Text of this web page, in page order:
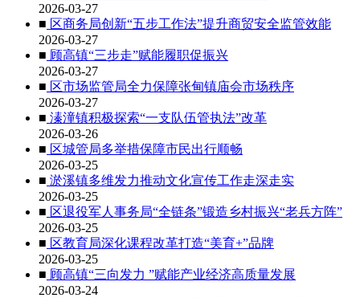
2026-03-27
■ 区商务局创新“五步工作法”提升商贸安全监管效能
2026-03-27
■ 顾高镇“三步走”赋能履职促振兴
2026-03-27
■ 区市场监管局全力保障张甸镇庙会市场秩序
2026-03-27
■ 溱潼镇积极探索“一支队伍管执法”改革
2026-03-26
■ 区城管局多举措保障市民出行顺畅
2026-03-25
■ 淤溪镇多维发力推动文化宣传工作走深走实
2026-03-25
■ 区退役军人事务局“全链条”锻造乡村振兴“老兵方阵”
2026-03-25
■ 区教育局深化课程改革打造“美育+”品牌
2026-03-25
■ 顾高镇“三向发力 ”赋能产业经济高质量发展
2026-03-24